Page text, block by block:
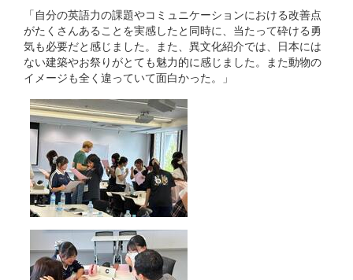
「自分の英語力の課題やコミュニケーションにおける改善点
がたくさんあることを実感したと同時に、当たって砕ける勇
気も必要だと感じました。また、異文化紹介では、日本には
ない建築やお祭りがとても魅力的に感じました。また動物の
イメージも全く違っていて面白かった。」